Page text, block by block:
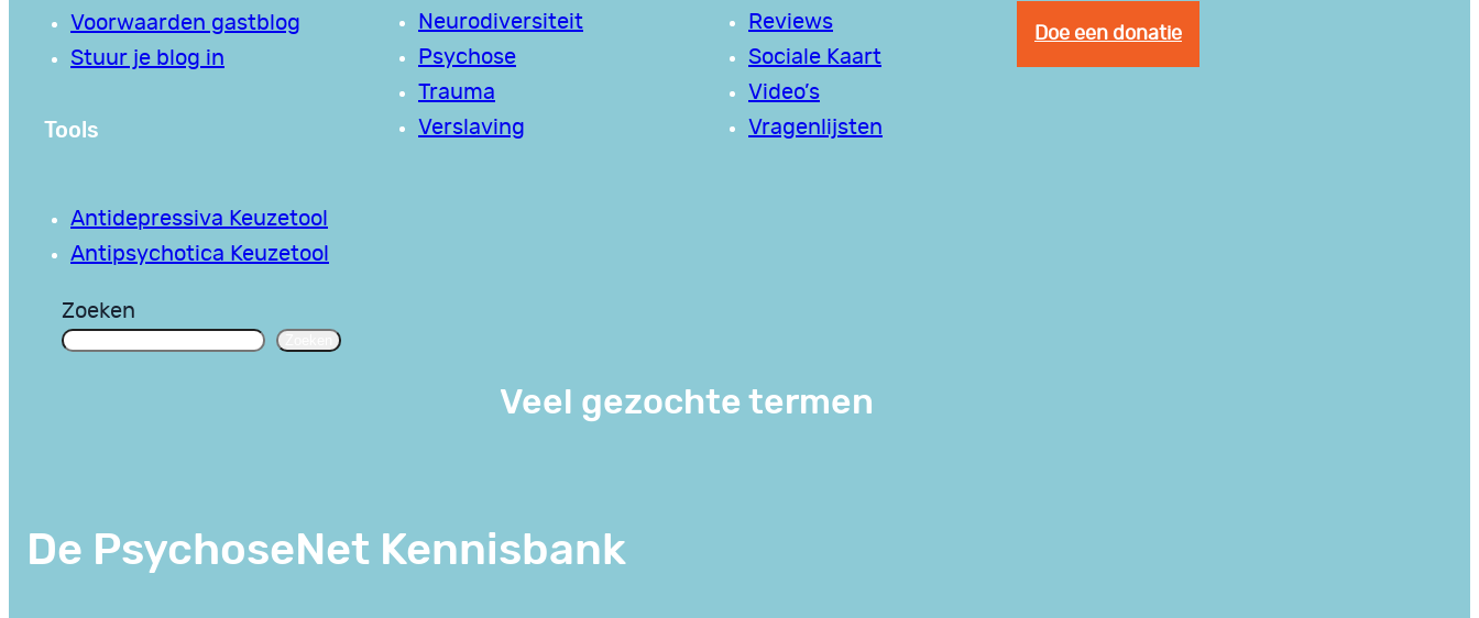
Voorwaarden gastblog
Stuur je blog in
Tools
Antidepressiva Keuzetool
Antipsychotica Keuzetool
Neurodiversiteit
Psychose
Trauma
Verslaving
Reviews
Sociale Kaart
Video’s
Vragenlijsten
Doe een donatie
Zoeken
Veel gezochte termen
De PsychoseNet Kennisbank